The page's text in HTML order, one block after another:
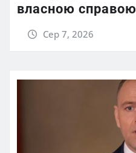
власною справою
Сер 7, 2026